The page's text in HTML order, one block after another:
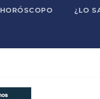
HORÓSCOPO ¿LO